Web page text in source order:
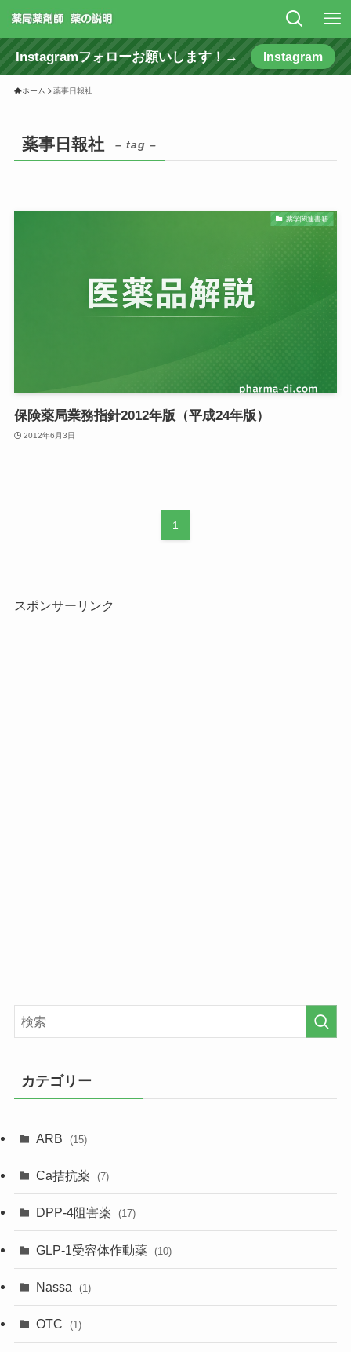
Instagramフォローお願いします！→ Instagram
ホーム 薬事日報社
薬事日報社 – tag –
薬学関連書籍
保険薬局業務指針2012年版（平成24年版）
2012年6月3日
1
スポンサーリンク
カテゴリー
ARB (15)
Ca拮抗薬 (7)
DPP-4阻害薬 (17)
GLP-1受容体作動薬 (10)
Nassa (1)
OTC (1)